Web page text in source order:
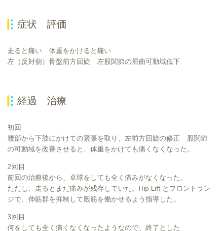
症状 評価
走ると痛い 体重をかけると痛い
左（反対側）骨盤前方回旋 左股関節の屈曲可動域低下
経過 治療
初回
腰部から下肢にかけての緊張を取り、左前方回旋の修正 股関節
の可動域を改善させると、体重をかけても痛くなくなった。
2回目
前回の治療後から、卓球をしても全く痛みがなくなった。
ただし、走るとまだ痛みが残存していた。Hip Lift とフロントラン
ジで、伸筋群を抑制して殿筋を働かせるよう指導した。
3回目
何をしても全く痛くなくなったようなので、終了とした